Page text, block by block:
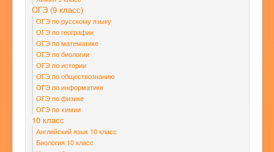
ОГЭ (9 класс)
ОГЭ по русскому языку
ОГЭ по географии
ОГЭ по математике
ОГЭ по биологии
ОГЭ по истории
ОГЭ по обществознанию
ОГЭ по информатике
ОГЭ по физике
ОГЭ по химии
10 класс
Английский язык 10 класс
Биология 10 класс